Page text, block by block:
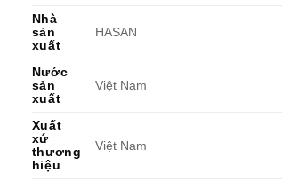
Nhà
sản
xuất
HASAN
Nước
sản
xuất
Việt Nam
Xuất
xứ
thương
hiệu
Việt Nam